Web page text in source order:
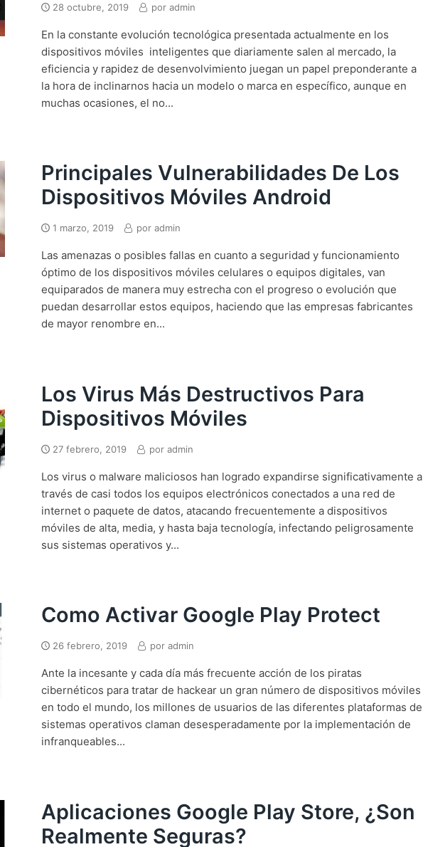
28 octubre, 2019 por admin
En la constante evolución tecnológica presentada actualmente en los
dispositivos móviles inteligentes que diariamente salen al mercado, la
eficiencia y rapidez de desenvolvimiento juegan un papel preponderante a
la hora de inclinarnos hacia un modelo o marca en específico, aunque en
muchas ocasiones, el no...
Principales Vulnerabilidades De Los
Dispositivos Móviles Android
1 marzo, 2019 por admin
Las amenazas o posibles fallas en cuanto a seguridad y funcionamiento
óptimo de los dispositivos móviles celulares o equipos digitales, van
equiparados de manera muy estrecha con el progreso o evolución que
puedan desarrollar estos equipos, haciendo que las empresas fabricantes
de mayor renombre en...
Los Virus Más Destructivos Para
Dispositivos Móviles
27 febrero, 2019 por admin
Los virus o malware maliciosos han logrado expandirse significativamente a
través de casi todos los equipos electrónicos conectados a una red de
internet o paquete de datos, atacando frecuentemente a dispositivos
móviles de alta, media, y hasta baja tecnología, infectando peligrosamente
sus sistemas operativos y...
Como Activar Google Play Protect
26 febrero, 2019 por admin
Ante la incesante y cada día más frecuente acción de los piratas
cibernéticos para tratar de hackear un gran número de dispositivos móviles
en todo el mundo, los millones de usuarios de las diferentes plataformas de
sistemas operativos claman desesperadamente por la implementación de
infranqueables...
Aplicaciones Google Play Store, ¿Son
Realmente Seguras?